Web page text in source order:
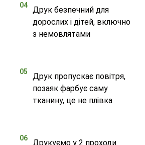
04
Друк безпечний для
дорослих і дітей, включно
з немовлятами
05
Друк пропускає повітря,
позаяк фарбує саму
тканину, це не плівка
06 Друкуємо у 2 проходи